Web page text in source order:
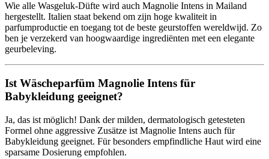
Wie alle Wasgeluk-Düfte wird auch Magnolie Intens in Mailand
hergestellt. Italien staat bekend om zijn hoge kwaliteit in
parfumproductie en toegang tot de beste geurstoffen wereldwijd. Zo
ben je verzekerd van hoogwaardige ingrediënten met een elegante
geurbeleving.
Ist Wäscheparfüm Magnolie Intens für
Babykleidung geeignet?
Ja, das ist möglich! Dank der milden, dermatologisch getesteten
Formel ohne aggressive Zusätze ist Magnolie Intens auch für
Babykleidung geeignet. Für besonders empfindliche Haut wird eine
sparsame Dosierung empfohlen.